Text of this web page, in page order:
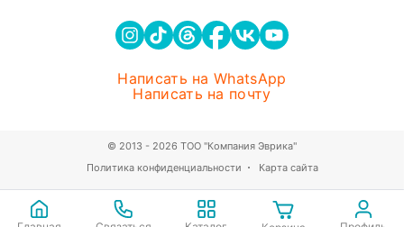
Написать на WhatsApp
Написать на почту
Политика конфиденциальности Карта сайта
© 2013 - 2026 ТОО "Компания Эврика"